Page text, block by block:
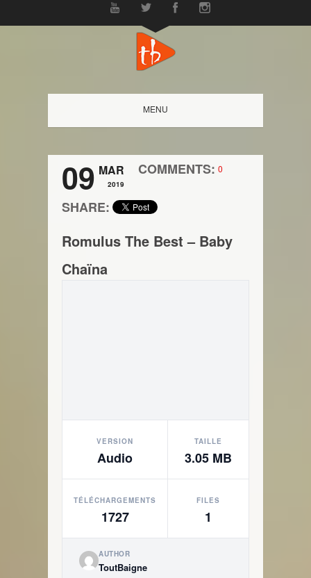
MENU
09 MAR
2019
COMMENTS: 0
SHARE:
Romulus The Best – Baby
Chaïna
VERSION
Audio
TAILLE
3.05 MB
TÉLÉCHARGEMENTS
1727
FILES
1
AUTHOR
ToutBaigne